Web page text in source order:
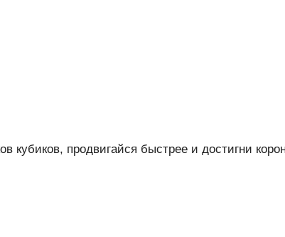
кубиков, продвигайся быстрее и достигни